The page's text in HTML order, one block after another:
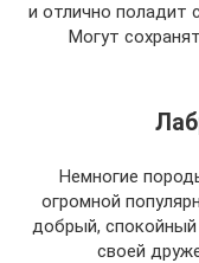
и отлично поладит
Могут
Немногие
огромной
добрый,
своей